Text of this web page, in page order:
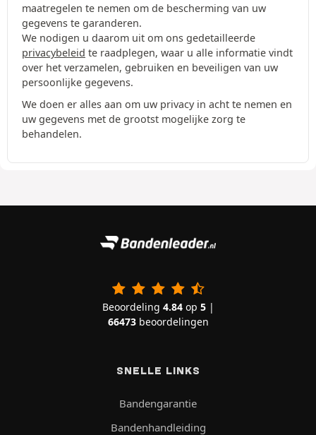
maatregelen te nemen om de bescherming van uw
gegevens te garanderen.
We nodigen u daarom uit om ons gedetailleerde
privacybeleid te raadplegen, waar u alle informatie vindt
over het verzamelen, gebruiken en beveiligen van uw
persoonlijke gegevens.
We doen er alles aan om uw privacy in acht te nemen en
uw gegevens met de grootst mogelijke zorg te
behandelen.
Beoordeling 4.84op 5|
66473beoordelingen
SNELLE LINKS
Bandengarantie
Bandenhandleiding